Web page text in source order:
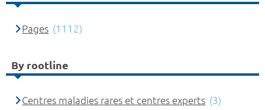
Pages (1112)
By rootline
Centres maladies rares et centres experts (3)